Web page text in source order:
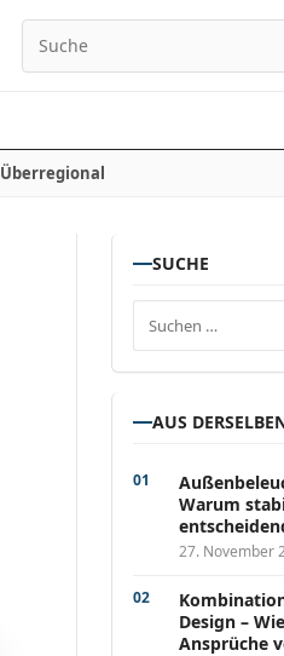
Suchen nach:
Überregional
SUCHE
Suchen nach:
AUS
Warum
27. November
Design –
Ansprüche